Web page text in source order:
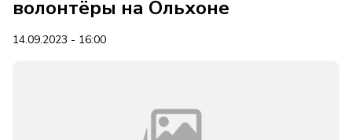
волонтёры на Ольхоне
14.09.2023 - 16:00